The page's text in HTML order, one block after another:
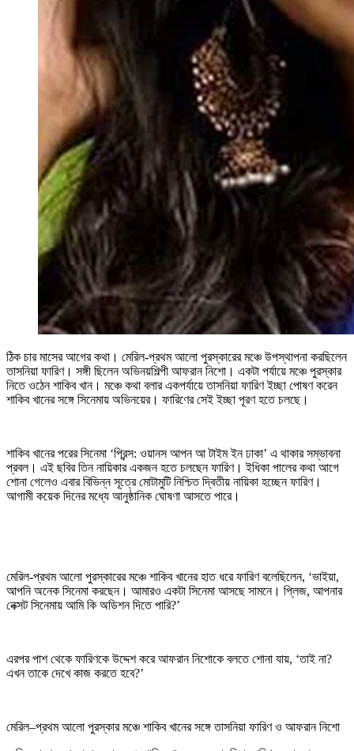
ঠিক চার মাসের আগের কথা। মেরিল-প্রথম আলো পুরস্কারের মঞ্চে উপস্থাপনা করছিলেন
তাসনিয়া ফারিণ। সঙ্গী ছিলেন অভিনয়শিল্পী আফরান নিশো। একটা পর্যায়ে মঞ্চে পুরস্কার
নিতে ওঠেন শাকিব খান। মঞ্চে কথা বলার একপর্যায়ে তাসনিয়া ফারিণ ইচ্ছা পোষণ করেন
শাকিব খানের সঙ্গে সিনেমায় অভিনয়ের। ফারিণের সেই ইচ্ছা পূরণ হতে চলছে।
শাকিব খানের পরের সিনেমা ‘প্রিন্স: ওয়ানস আপন আ টাইম ইন ঢাকা’ এ থাকার সম্ভাবনা
প্রবল। এই ছবির তিন নায়িকার একজন হতে চলছেন ফারিণ। ইধিকা পালের কথা আগে
শোনা গেলেও এবার বিভিন্ন সূত্রে মোটামুটি নিশ্চিত দ্বিতীয় নায়িকা হচ্ছেন ফারিণ।
আগামী কয়েক দিনের মধ্যে আনুষ্ঠানিক ঘোষণা আসতে পারে।
মেরিল-প্রথম আলো পুরস্কারের মঞ্চে শাকিব খানের হাত ধরে ফারিণ বলেছিলেন, ‘ভাইয়া,
আপনি অনেক সিনেমা করছেন। আমারও একটা সিনেমা আসছে সামনে। প্লিজ, আপনার
নেক্সট সিনেমায় আমি কি অডিশন দিতে পারি?’
এরপর পাশ থেকে ফারিণকে উদ্দেশ করে আফরান নিশোকে বলতে শোনা যায়, ‘তাই না?
এখন তাকে দেখে কাজ করতে হবে?’
মেরিল–প্রথম আলো পুরস্কার মঞ্চে শাকিব খানের সঙ্গে তাসনিয়া ফারিণ ও আফরান নিশো